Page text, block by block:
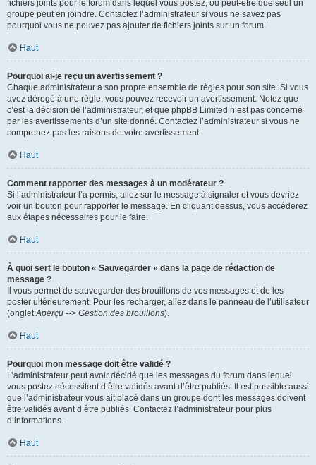
fichiers joints pour le forum dans lequel vous postez, ou peut-être que seul un
groupe peut en joindre. Contactez l’administrateur si vous ne savez pas
pourquoi vous ne pouvez pas ajouter de fichiers joints sur un forum.
Haut
Pourquoi ai-je reçu un avertissement ?
Chaque administrateur a son propre ensemble de règles pour son site. Si vous
avez dérogé à une règle, vous pouvez recevoir un avertissement. Notez que
c’est la décision de l’administrateur, et que phpBB Limited n’est pas concerné
par les avertissements d’un site donné. Contactez l’administrateur si vous ne
comprenez pas les raisons de votre avertissement.
Haut
Comment rapporter des messages à un modérateur ?
Si l’administrateur l’a permis, allez sur le message à signaler et vous devriez
voir un bouton pour rapporter le message. En cliquant dessus, vous accéderez
aux étapes nécessaires pour le faire.
Haut
À quoi sert le bouton « Sauvegarder » dans la page de rédaction de
message ?
Il vous permet de sauvegarder des brouillons de vos messages et de les
poster ultérieurement. Pour les recharger, allez dans le panneau de l’utilisateur
(ongletAperçu --> Gestion des brouillons).
Haut
Pourquoi mon message doit être validé ?
L’administrateur peut avoir décidé que les messages du forum dans lequel
vous postez nécessitent d’être validés avant d’être publiés. Il est possible aussi
que l’administrateur vous ait placé dans un groupe dont les messages doivent
être validés avant d’être publiés. Contactez l’administrateur pour plus
d’informations.
Haut